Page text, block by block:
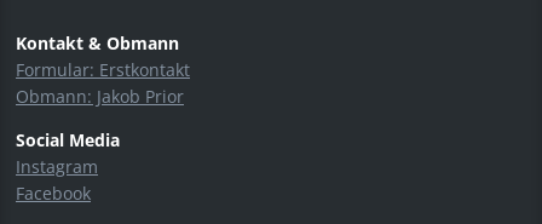
Kontakt & Obmann
Formular: Erstkontakt
Obmann: Jakob Prior
Social Media
Instagram
Facebook